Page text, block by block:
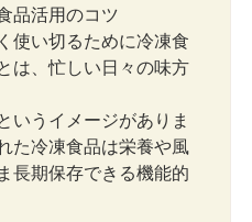
品活用のコツ
使い切るために冷凍食
は、忙しい日々の味方
いうイメージがありま
た冷凍食品は栄養や風
長期保存できる機能的